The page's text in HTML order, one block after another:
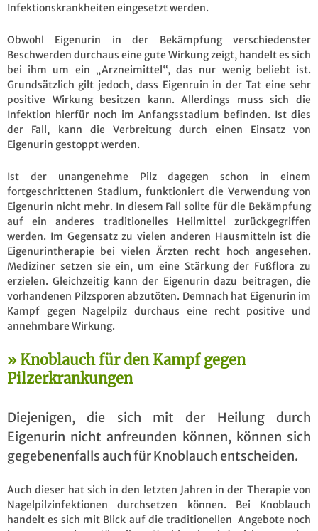
Infektionskrankheiten eingesetzt werden.
Obwohl Eigenurin in der Bekämpfung verschiedenster
Beschwerden durchaus eine gute Wirkung zeigt, handelt es sich
bei ihm um ein „Arzneimittel“, das nur wenig beliebt ist.
Grundsätzlich gilt jedoch, dass Eigenruin in der Tat eine sehr
positive Wirkung besitzen kann. Allerdings muss sich die
Infektion hierfür noch im Anfangsstadium befinden. Ist dies
der Fall, kann die Verbreitung durch einen Einsatz von
Eigenurin gestoppt werden.
Ist der unangenehme Pilz dagegen schon in einem
fortgeschrittenen Stadium, funktioniert die Verwendung von
Eigenurin nicht mehr. In diesem Fall sollte für die Bekämpfung
auf ein anderes traditionelles Heilmittel zurückgegriffen
werden. Im Gegensatz zu vielen anderen Hausmitteln ist die
Eigenurintherapie bei vielen Ärzten recht hoch angesehen.
Mediziner setzen sie ein, um eine Stärkung der Fußflora zu
erzielen. Gleichzeitig kann der Eigenurin dazu beitragen, die
vorhandenen Pilzsporen abzutöten. Demnach hat Eigenurin im
Kampf gegen Nagelpilz durchaus eine recht positive und
annehmbare Wirkung.
Knoblauch für den Kampf gegen
Pilzerkrankungen
Diejenigen, die sich mit der Heilung durch
Eigenurin nicht anfreunden können, können sich
gegebenenfalls auch für Knoblauch entscheiden.
Auch dieser hat sich in den letzten Jahren in der Therapie von
Nagelpilzinfektionen durchsetzen können. Bei Knoblauch
handelt es sich mit Blick auf die traditionellen Angebote noch